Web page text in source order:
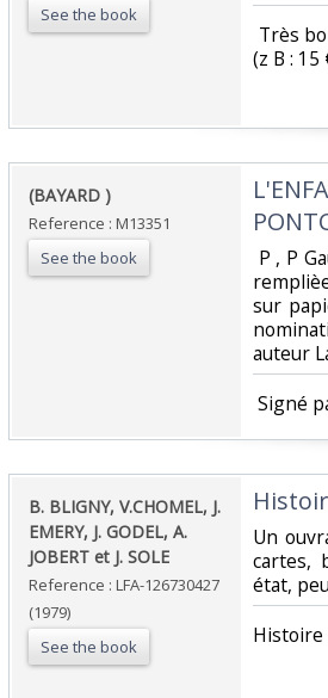
See the book
Très
(z B : 15
‎(BAYARD )‎
Reference : M13351
See the book
P , P
sur
auteur
Signé
‎B. BLIGNY, V.CHOMEL, J.
EMERY, J. GODEL, A.
JOBERT et J. SOLE‎
Reference : LFA-126730427
(1979)
See the book
‎Un
cartes,
état,
‎Histoire